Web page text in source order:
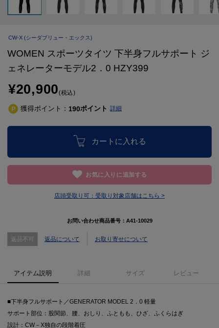
CW-X (シーダブリュー・エックス)
WOMEN スポーツタイツ 下半身フルサポート ジ
ェネレーターモデル2．0 HZY399
¥20,900(税込)
獲得ポイント： 190ポイント 詳細
カートに入れる
お気に入りに追加する
店頭受取り可： 受取り対象店舗はこちら >
お問い合わせ商品番号： A41-10029
返品不可 返品について お取り寄せについて
アイテム説明 詳細 サイズ レビュー
■下半身フルサポート／GENERATOR MODEL 2．0 軽量
サポート部位：股関節、腰、おしり、ふともも、ひざ、ふくらはぎ
設計：CW－X独自の段階着圧